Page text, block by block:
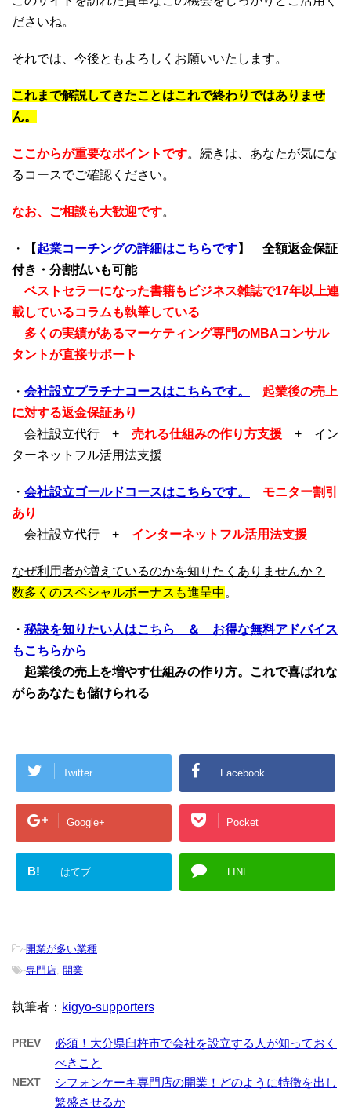
ださいね。
それでは、今後ともよろしくお願いいたします。
これまで解説してきたことはこれで終わりではありませ
ん。
ここからが重要なポイントです。続きは、あなたが気にな
るコースでご確認ください。
なお、ご相談も大歓迎です。
・ 【起業コーチングの詳細はこちらです】
全額返金保証
付き・分割払いも可能
ベストセラーになった書籍もビジネス雑誌で17年以上連
載しているコラムも執筆している
多くの実績があるマーケティング専門のMBAコンサル
タントが直接サポート
・ 会社設立プラチナコースはこちらです。
起業後の売上
に対する返金保証あり
会社設立代行 + 売れる仕組みの作り方支援 + イン
ターネットフル活用法支援
・ 会社設立ゴールドコースはこちらです。
モニター割引
あり
会社設立代行 + インターネットフル活用法支援
なぜ利用者が増えているのかを知りたくありませんか？
数多くのスペシャルボーナスも進呈中 。
・ 秘訣を知りたい人はこちら ＆ お得な無料アドバイス
もこちらから
起業後の売上を増やす仕組みの作り方。これで喜ばれな
がらあなたも儲けられる
Twitter Facebook
Google+ Pocket
B! はてブ LINE
-開業が多い業種
-専門店 開業
執筆者： kigyo-supporters
PREV
必須！大分県臼杵市で会社を設立する人が知っておく
べきこと
NEXT
シフォンケーキ専門店の開業！どのように特徴を出し
繁盛させるか